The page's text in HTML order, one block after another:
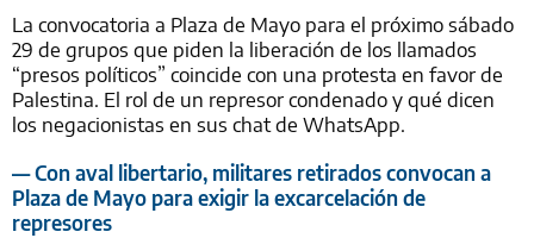
La convocatoria a Plaza de Mayo para el próximo sábado
29 de grupos que piden la liberación de los llamados
“presos políticos” coincide con una protesta en favor de
Palestina. El rol de un represor condenado y qué dicen
los negacionistas en sus chat de WhatsApp.
— Con aval libertario, militares retirados convocan a
Plaza de Mayo para exigir la excarcelación de
represores